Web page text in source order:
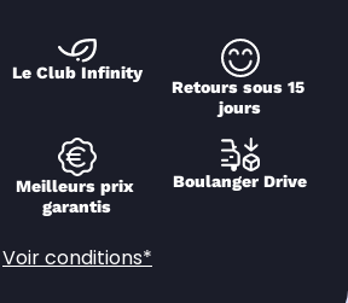
Le Club Infinity
Retours sous 15
jours
Meilleurs prix
garantis
Boulanger Drive
Voir conditions*